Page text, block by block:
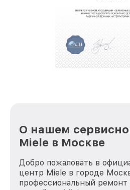
О нашем
Miele в Москве
Добро пожаловать в
центр Miele в городе
профессиональный